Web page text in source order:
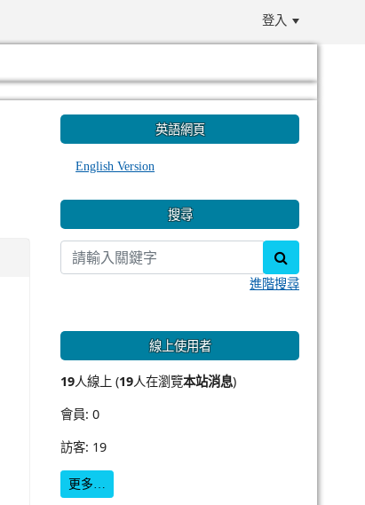
登入
英語網頁
English Version
搜尋
進階搜尋
線上使用者
19人線上 (19人在瀏覽本站消息)
會員: 0
訪客: 19
更多…